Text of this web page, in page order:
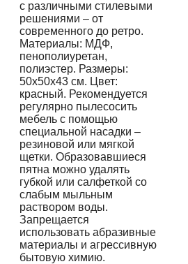
с различными стилевыми
решениями – от
современного до ретро.
Материалы: МДФ,
пенополиуретан,
полиэстер. Размеры:
50х50х43 см. Цвет:
красный. Рекомендуется
регулярно пылесосить
мебель с помощью
специальной насадки –
резиновой или мягкой
щетки. Образовавшиеся
пятна можно удалять
губкой или салфеткой со
слабым мыльным
раствором воды.
Запрещается
использовать абразивные
материалы и агрессивную
бытовую химию.